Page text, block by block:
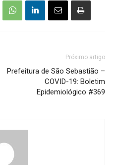
Próximo artigo
Prefeitura de São Sebastião –
COVID-19: Boletim
Epidemiológico #369